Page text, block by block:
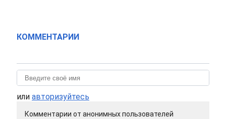
КОММЕНТАРИИ
или авторизуйтесь
Комментарии от анонимных пользователей